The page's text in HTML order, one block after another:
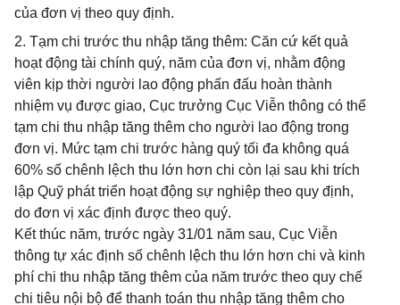
của đơn vị theo quy định.
2. Tạm chi trước thu nhập tăng thêm: Căn cứ kết quả
hoạt động tài chính quý, năm của đơn vị, nhằm động
viên kịp thời người lao động phấn đấu hoàn thành
nhiệm vụ được giao, Cục trưởng Cục Viễn thông có thể
tạm chi thu nhập tăng thêm cho người lao động trong
đơn vị. Mức tạm chi trước hàng quý tối đa không quá
60% số chênh lệch thu lớn hơn chi còn lại sau khi trích
lập Quỹ phát triển hoạt động sự nghiệp theo quy định,
do đơn vị xác định được theo quý.
Kết thúc năm, trước ngày 31/01 năm sau, Cục Viễn
thông tự xác định số chênh lệch thu lớn hơn chi và kinh
phí chi thu nhập tăng thêm của năm trước theo quy chế
chi tiêu nội bộ để thanh toán thu nhập tăng thêm cho